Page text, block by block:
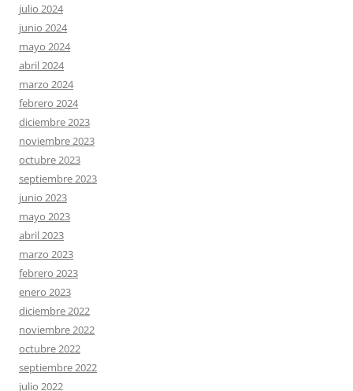
julio 2024
junio 2024
mayo 2024
abril 2024
marzo 2024
febrero 2024
diciembre 2023
noviembre 2023
octubre 2023
septiembre 2023
junio 2023
mayo 2023
abril 2023
marzo 2023
febrero 2023
enero 2023
diciembre 2022
noviembre 2022
octubre 2022
septiembre 2022
julio 2022